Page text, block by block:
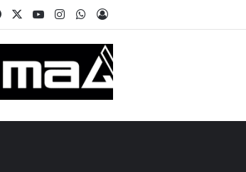
FacebookYou TubeInstagramWhatsApp
Accedi